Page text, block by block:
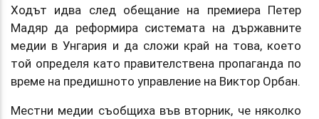
Ходът идва след обещание на премиера Петер
Мадяр да реформира системата на държавните
медии в Унгария и да сложи край на това, което
той определя като правителствена пропаганда по
време на предишното управление на Виктор Орбан.
Местни медии съобщиха във вторник, че няколко